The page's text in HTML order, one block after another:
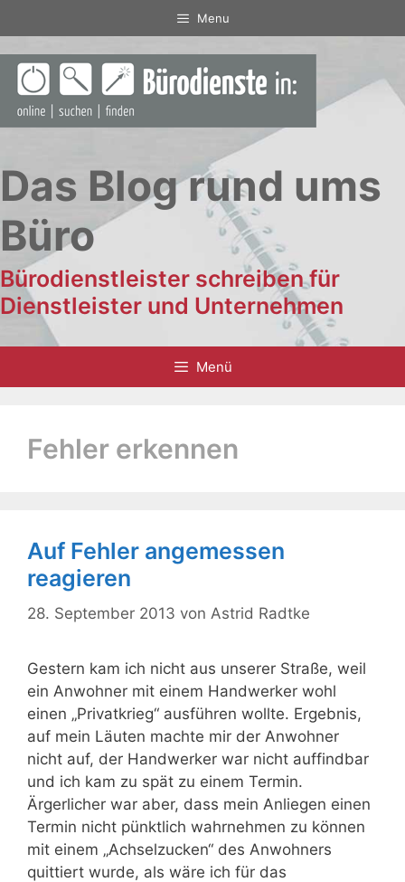
Inhalt
springen
Menu
Das Blog rund ums
Büro
Bürodienstleister schreiben für
Dienstleister und Unternehmen
Menü
Fehler erkennen
Auf Fehler angemessen
reagieren
28. September 2013 von Astrid Radtke
Gestern kam ich nicht aus unserer Straße, weil
ein Anwohner mit einem Handwerker wohl
einen „Privatkrieg“ ausführen wollte. Ergebnis,
auf mein Läuten machte mir der Anwohner
nicht auf, der Handwerker war nicht auffindbar
und ich kam zu spät zu einem Termin.
Ärgerlicher war aber, dass mein Anliegen einen
Termin nicht pünktlich wahrnehmen zu können
mit einem „Achselzucken“ des Anwohners
quittiert wurde, als wäre ich für das